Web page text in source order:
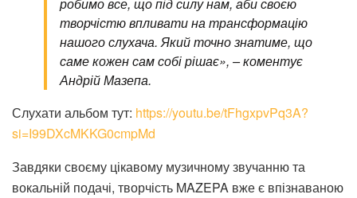
робимо все, що під силу нам, аби своєю
творчістю впливати на трансформацію
нашого слухача. Який точно знатиме, що
саме кожен сам собі рішає», – коментує
Андрій Мазепа.
Слухати альбом тут: https://youtu.be/tFhgxpvPq3A?
si=I99DXcMKKG0cmpMd
Завдяки своєму цікавому музичному звучанню та
вокальній подачі, творчість MAZEPA вже є впізнаваною